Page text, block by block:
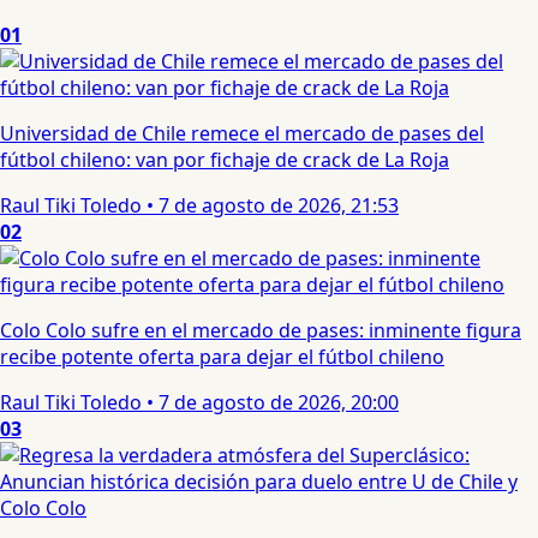
01
Universidad de Chile remece el mercado de pases del
fútbol chileno: van por fichaje de crack de La Roja
Raul Tiki Toledo • 7 de agosto de 2026, 21:53
02
Colo Colo sufre en el mercado de pases: inminente figura
recibe potente oferta para dejar el fútbol chileno
Raul Tiki Toledo • 7 de agosto de 2026, 20:00
03